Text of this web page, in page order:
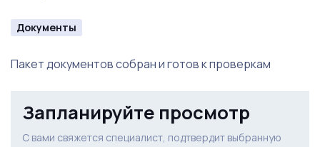
Документы
Пакет документов собран и готов к проверкам
Запланируйте просмотр
С вами свяжется специалист, подтвердит выбранную